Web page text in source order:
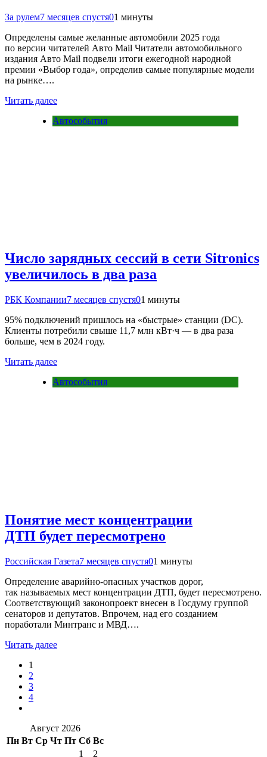
За рулем7 месяцев спустя01 минуты
Определены самые желанные автомобили 2025 года
по версии читателей Авто Mail Читатели автомобильного
издания Авто Mail подвели итоги ежегодной народной
премии «Выбор года», определив самые популярные модели
на рынке….
Читать далее
Автособытия
Число зарядных сессий в сети Sitronics
увеличилось в два раза
РБК Компании7 месяцев спустя01 минуты
95% подключений пришлось на «быстрые» станции (DC).
Клиенты потребили свыше 11,7 млн кВт·ч — в два раза
больше, чем в 2024 году.
Читать далее
Автособытия
Понятие мест концентрации
ДТП будет пересмотрено
Российская Газета7 месяцев спустя01 минуты
Определение аварийно-опасных участков дорог,
так называемых мест концентрации ДТП, будет пересмотрено.
Соответствующий законопроект внесен в Госдуму группой
сенаторов и депутатов. Впрочем, над его созданием
поработали Минтранс и МВД….
Читать далее
1
2
3
4
Август 2026
Пн Вт Ср Чт Пт Сб Вс
1
2